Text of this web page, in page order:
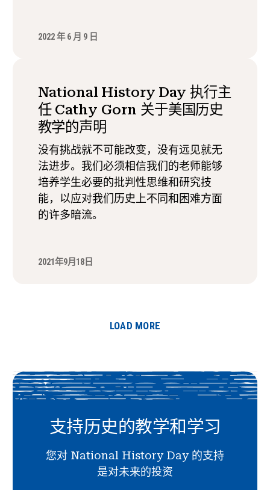
2022 年 6 月 9 日
National History Day 执行主
任 Cathy Gorn 关于美国历史
教学的声明
没有挑战就不可能改变，没有远见就无
法进步。我们必须相信我们的老师能够
培养学生必要的批判性思维和研究技
能，以应对我们历史上不同和困难方面
的许多暗流。
2021年9月18日
LOAD MORE
支持历史的教学和学习
您对 National History Day 的支持
是对未来的投资